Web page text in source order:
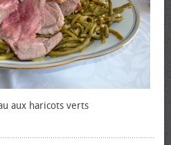
aux haricots verts